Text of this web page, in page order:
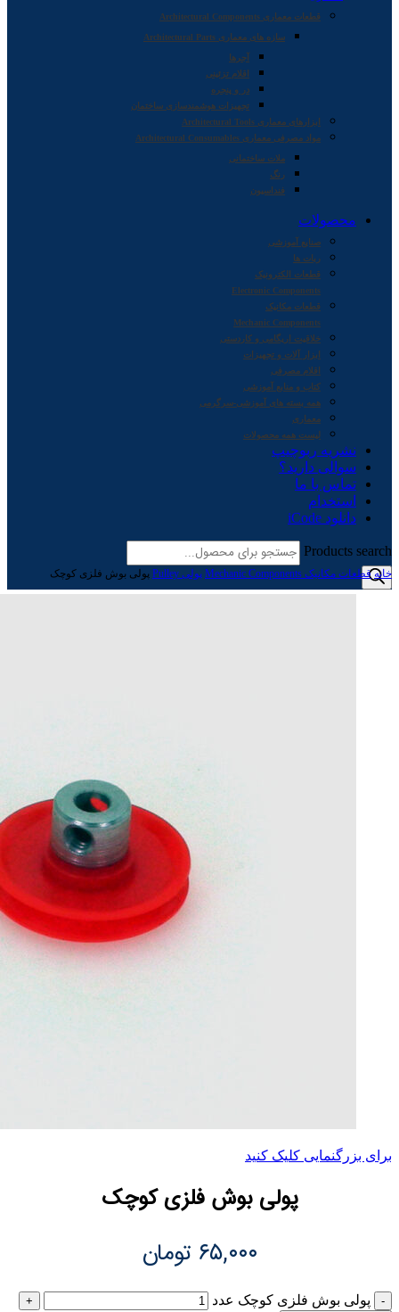
قطعات معماری Architectural Components
سازه های معماری Architectural Parts
آجرها
اقلام تزئینی
در و پنجره
تجهیزات هوشمندسازی ساختمان
ابزارهای معماری Architectural Tools
مواد مصرفی معماری Architectural Consumables
ملات ساختمانی
رنگ
فنداسیون
محصولات
صنایع آموزشی
ربات ها
قطعات الکترونیک
Electronic Components
قطعات مکانیک
Mechanic Components
خلاقیت اریگامی و کاردستی
ابزار آلات و تجهیزات
اقلام مصرفی
کتاب و منابع آموزشی
همه بسته های آموزشی-سرگرمی
معماری
لیست همه محصولات
نشریه ربوچیپ
سوالی دارید؟
تماس با ما
استخدام
دانلود iCode
Products search
خانه قطعات مکانیک Mechanic Components پولی Pulley پولی بوش فلزی کوچک
برای بزرگنمایی کلیک کنید
پولی بوش فلزی کوچک
۶۵,۰۰۰ تومان
پولی بوش فلزی کوچک عدد